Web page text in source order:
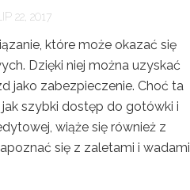
22, 2017
które może okazać się
Dzięki niej można uzyskać
jako zabezpieczenie. Choć ta
szybki dostęp do gotówki i
wiąże się również z
się z zaletami i wadami